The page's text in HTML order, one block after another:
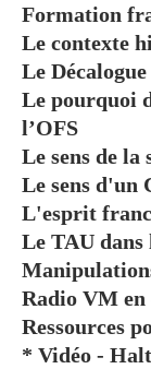
Formation
Le contexte
Le
Le pourquoi
l’OFS
Le sens de la
Le sens d'un
L'esprit
Le TAU
Radio VM
Ressources
* Vidéo -